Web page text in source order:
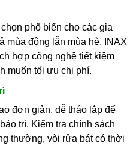
phổ biến cho các gia
mùa đông lẫn mùa hè. INAX
hợp công nghệ tiết kiệm
muốn tối ưu chi phí.
đơn giản, dễ tháo lắp để
trì. Kiểm tra chính sách
thường, vòi rửa bát có thời